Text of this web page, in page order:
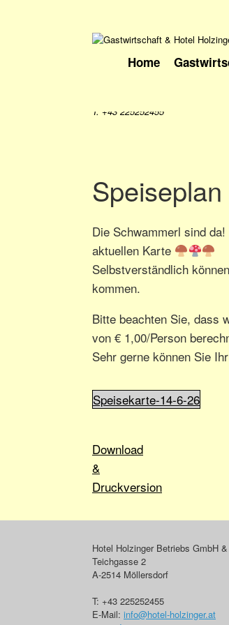
Home
T: +43 225252455
Speiseplan
Die Schwammerl sind
aktuellen Karte
Selbstverständlich
kommen.
Bitte beachten Sie, dass
von € 1,00/Person
Sehr gerne können Sie
Speisekarte-14-6-26
Download
&
Druckversion
Hotel Holzinger Betriebs GmbH
Teichgasse 2
A-2514 Möllersdorf
T: +43 225252455
E-Mail: info@hotel-holzinger.at